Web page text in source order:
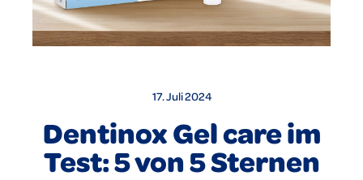
17. Juli 2024
Dentinox Gel care im
Test: 5 von 5 Sternen